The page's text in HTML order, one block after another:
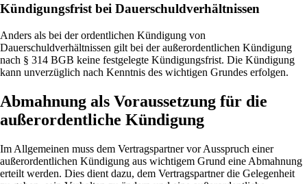
Kündigungsfrist bei Dauerschuldverhältnissen
Anders als bei der ordentlichen Kündigung von
Dauerschuldverhältnissen gilt bei der außerordentlichen Kündigung
nach § 314 BGB keine festgelegte Kündigungsfrist. Die Kündigung
kann unverzüglich nach Kenntnis des wichtigen Grundes erfolgen.
Abmahnung als Voraussetzung für die
außerordentliche Kündigung
Im Allgemeinen muss dem Vertragspartner vor Ausspruch einer
außerordentlichen Kündigung aus wichtigem Grund eine Abmahnung
erteilt werden. Dies dient dazu, dem Vertragspartner die Gelegenheit